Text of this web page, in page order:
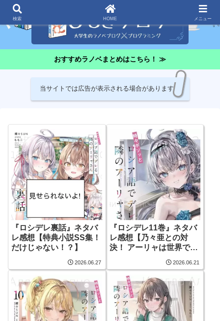
おすすめラノベまとめはこちら！ ≫
当サイトでは広告が表示される場合があります
『ロシデレ裏話』ネタバ
レ感想【特典小説SS集！
だけじゃない！？】
2026.06.27
『ロシデレ11巻』ネタバ
レ感想【乃々亜との対
決！ アーリャは世界で一
2026.06.21
検索 HOME メニュー